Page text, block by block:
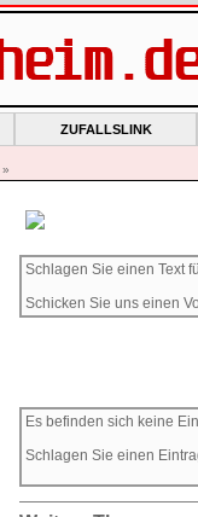
ZUFALLSLINK
»
Schlagen Sie einen Text
Schicken Sie uns einen
Es befinden sich keine
Schlagen Sie einen